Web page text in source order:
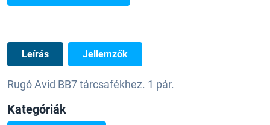
Leírás Jellemzők
Rugó Avid BB7 tárcsafékhez. 1 pár.
Kategóriák